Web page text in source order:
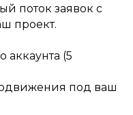
поток заявок с
проект.
аккаунта (5
под ваш